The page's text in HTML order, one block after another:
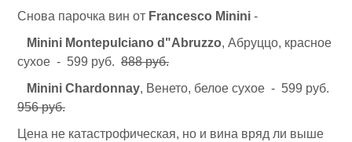
Снова парочка вин от Francesco Minini -
Minini Montepulciano d"Abruzzo, Абруццо, красное
сухое - 599 руб. 888 руб.
Minini Chardonnay, Венето, белое сухое - 599 руб.
956 руб.
Цена не катастрофическая, но и вина вряд ли выше